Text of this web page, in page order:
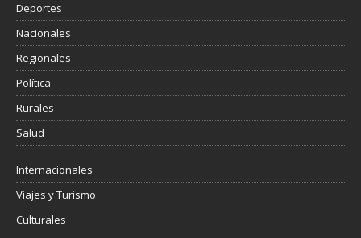
Deportes
Nacionales
Regionales
Política
Rurales
Salud
Internacionales
Viajes y Turismo
Culturales